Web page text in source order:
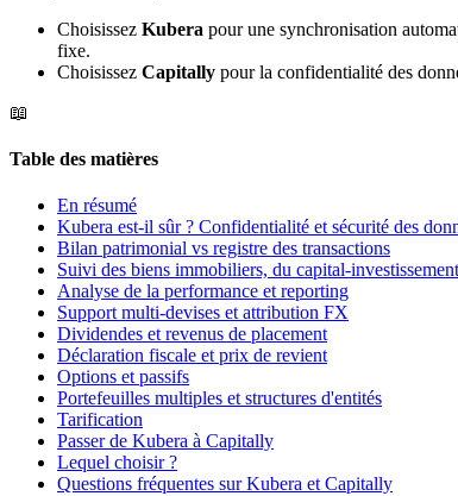
Choisissez Kubera pour une synchronisation
fixe.
Choisissez Capitally pour la confidentialité des
📖
Table des matières
En résumé
Kubera est-il sûr ? Confidentialité et sécurité des
Bilan patrimonial vs registre des transactions
Suivi des biens immobiliers, du capital-
Analyse de la performance et reporting
Support multi-devises et attribution FX
Dividendes et revenus de placement
Déclaration fiscale et prix de revient
Options et passifs
Portefeuilles multiples et structures d'entités
Tarification
Passer de Kubera à Capitally
Lequel choisir ?
Questions fréquentes sur Kubera et Capitally